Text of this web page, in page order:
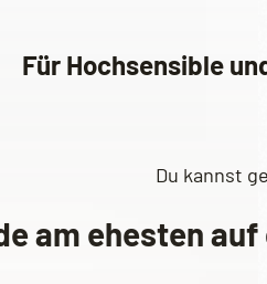
Für Hochsensible
Du kannst
am ehesten auf